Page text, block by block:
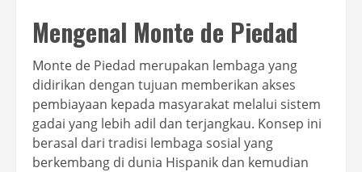
Mengenal Monte de Piedad
Monte de Piedad merupakan lembaga yang
didirikan dengan tujuan memberikan akses
pembiayaan kepada masyarakat melalui sistem
gadai yang lebih adil dan terjangkau. Konsep ini
berasal dari tradisi lembaga sosial yang
berkembang di dunia Hispanik dan kemudian